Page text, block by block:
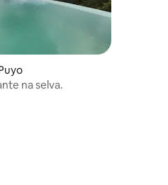
5, 6 avaliações
na selva.